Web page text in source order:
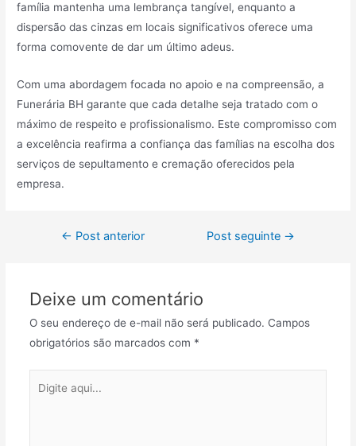
família mantenha uma lembrança tangível, enquanto a
dispersão das cinzas em locais significativos oferece uma
forma comovente de dar um último adeus.
Com uma abordagem focada no apoio e na compreensão, a
Funerária BH garante que cada detalhe seja tratado com o
máximo de respeito e profissionalismo. Este compromisso com
a excelência reafirma a confiança das famílias na escolha dos
serviços de sepultamento e cremação oferecidos pela
empresa.
Navegação
← Post anterior Post seguinte →
Deixe um comentário
O seu endereço de e-mail não será publicado. Campos
obrigatórios são marcados com *
aqui...